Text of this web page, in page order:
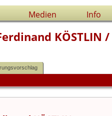
Medien Info
KÖSTLIN